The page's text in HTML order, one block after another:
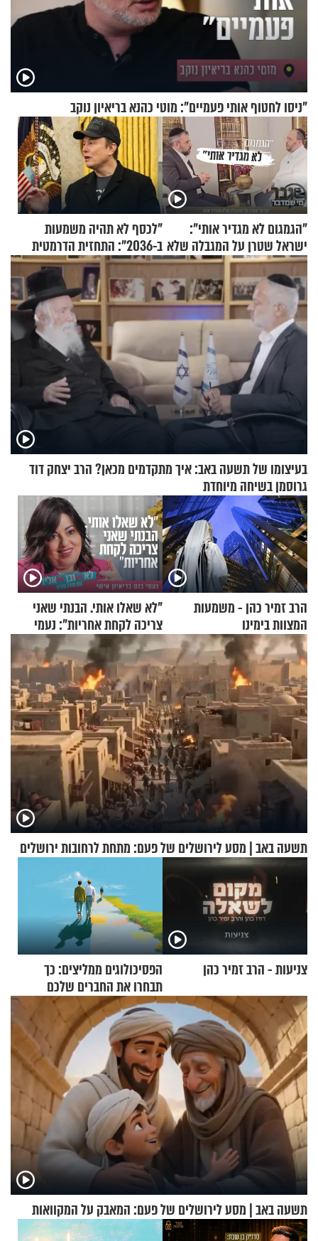
"ניסו לחטוף אותי פעמיים": מוטי כהנא בריאיון נוקב
"הגמגום לא מגדיר אותי":
ישראל שטרן על המגבלה שלא
עוצרת אותו
"לכסף לא תהיה משמעות
ב-2036": התחזית הדרמטית
של אילון מאסק על עתיד
הכלכלה
בעיצומו של תשעה באב: איך מתקדמים מכאן? הרב יצחק דוד
גרוסמן בשיחה מיוחדת
הרב זמיר כהן - משמעות
המצוות בימינו
"לא שאלו אותי. הבנתי שאני
צריכה לקחת אחריות": נעמי
בנט בריאיון אישי
תשעה באב | מסע לירושלים של פעם: מתחת לרחובות ירושלים
צניעות - הרב זמיר כהן
הפסיכולוגים ממליצים: כך
תבחרו את החברים שלכם
בחיים
תשעה באב | מסע לירושלים של פעם: המאבק על המקוואות